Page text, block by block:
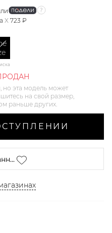
X 723 ₽
эта модель может
на свой размер,
раньше других.